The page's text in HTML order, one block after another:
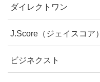
ダイレクトワン
J.Score（ジェイスコア）
ビジネクスト